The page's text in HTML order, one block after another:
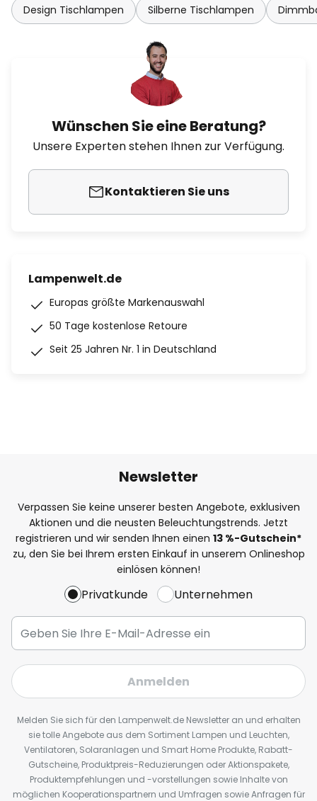
Design Tischlampen Silberne Tischlampen
Wünschen Sie eine Beratung?
Unsere Experten stehen Ihnen zur Verfügung.
Kontaktieren Sie uns
Lampenwelt.de
Europas größte Markenauswahl
50 Tage kostenlose Retoure
Seit 25 Jahren Nr. 1 in Deutschland
Newsletter
Verpassen Sie keine unserer besten Angebote, exklusiven
Aktionen und die neusten Beleuchtungstrends. Jetzt
registrieren und wir senden Ihnen einen 13 %-Gutschein*
zu, den Sie bei Ihrem ersten Einkauf in unserem Onlineshop
einlösen können!
Privatkunde Unternehmen
Anmelden
Melden Sie sich für den Lampenwelt.de Newsletter an und erhalten
sie tolle Angebote aus dem Sortiment Lampen und Leuchten,
Ventilatoren, Solaranlagen und Smart Home Produkte, Rabatt-
Gutscheine, Produktpreis-Reduzierungen oder Aktionspakete,
Produktempfehlungen und -vorstellungen sowie Inhalte von
möglichen Kooperationspartnern und Umfragen sowie Anfragen für